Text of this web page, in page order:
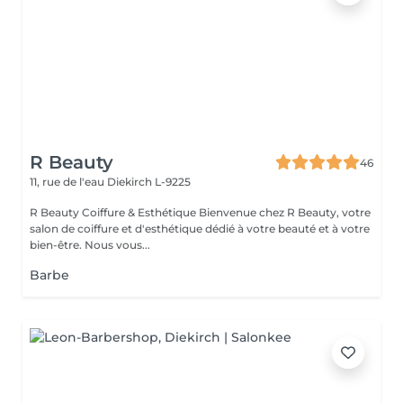
R Beauty
46
11, rue de l'eau Diekirch L-9225
R Beauty Coiffure & Esthétique Bienvenue chez R Beauty, votre
salon de coiffure et d'esthétique dédié à votre beauté et à votre
bien-être. Nous vous...
Barbe